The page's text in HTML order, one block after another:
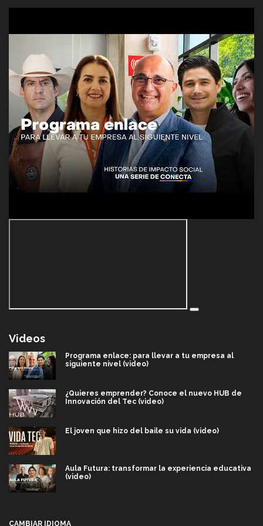
Videos
Programa enlace: para llevar a tu empresa al
siguiente nivel (video)
¿Quieres emprender? Conoce el nuevo HUB de
Innovación del Tec (video)
El joven que hizo del baile su vida (video)
Aula Futura: transformar la experiencia educativa
(video)
CAMBIAR IDIOMA